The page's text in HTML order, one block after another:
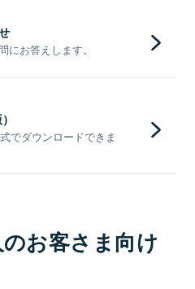
お答えします。
でダウンロードできま
お客さま向け